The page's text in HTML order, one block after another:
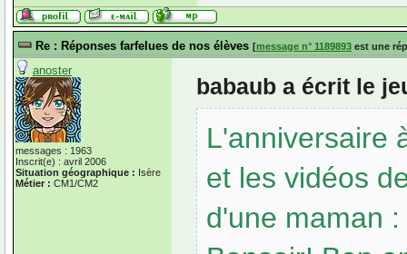
Re : Réponses farfelues de nos élèves [message n° 1189893 est une
anoster
messages : 1963
Inscrit(e) : avril 2006
Situation géographique : Isère
Métier : CM1/CM2
babaub a écrit le
L'anniversaire
et les vidéos
d'une maman :